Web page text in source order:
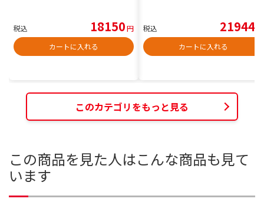
税込 18150円
カートに入れる
税込 21944
カートに入れる
このカテゴリをもっと見る
この商品を見た人はこんな商品も見て
います